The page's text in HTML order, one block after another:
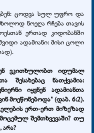
ცოდვა სულ უფრო და
ნოეღა რჩება თავის
ერთად კიდობანში
ადამიანი: მისი ცოლი
ვკითხულობთ იდუმალ
შესახებაც ნათქვამია:
იყვნენ ადამიანთა
მოეწონებოდა" (დაბ. 6:2).
ერთ-ერთ მიზეზად
შემთხვევაში? თუ
არა?